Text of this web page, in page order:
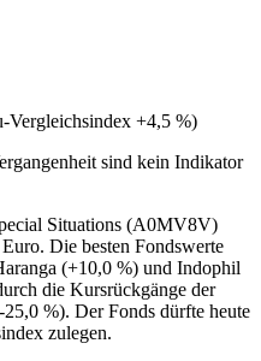
Vergleichsindex +4,5 %)
sind kein Indikator
Situations (A0MV8V)
Die besten Fondswerte
(+10,0 %) und Indophil
die Kursrückgänge der
%). Der Fonds dürfte heute
zulegen.